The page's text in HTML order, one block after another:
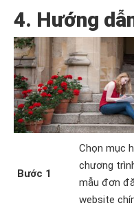
4. Hướng
Bước 1
Chọn mục
chương
mẫu đơn
website